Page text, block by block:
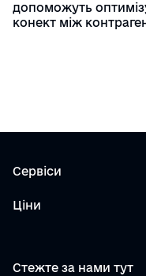
допоможуть
конект між
Сервіси
Ціни
Стежте за нами тут